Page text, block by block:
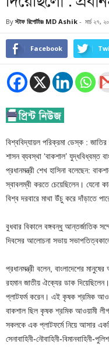
By স্টাফ রিপোর্টারঃ MD Ashik - মার্চ ২৭,
Facebook
বিশ্ববিদ্যায়ল পরিক্রমা ডেস্ক :
শাসন ব্যবস্থা ‘বাকশাল’ যুদ্ধবিধ্বম্ত
প্রধানমন্ত্রী শেখ হাসিনা বলেছেন:
স্বাবলম্বী করতে চেয়েছিলেন। যেনো
বিশ্ব দরবারে মাথা উঁচু করে দাঁড়াতে
বুধবার বিকালে বঙ্গবন্ধু আন্তর্জাতিক
দিবসের আলোচনা সভায়
প্রধানমন্ত্রী বলেন, বাংলাদেশের
রহমান জাতীয় ঐক্যের ডাক
প্লাটফর্ম করেন। এই কৃষক শ্রমিক
বাকশাল ছিল কৃষক শ্রমিক আওয়ামী
সকলকে এক প্লাটফর্মে নিয়ে আসার
সেনাবাহিনী-নৌবাহিনী-বিমানবাহিনী-